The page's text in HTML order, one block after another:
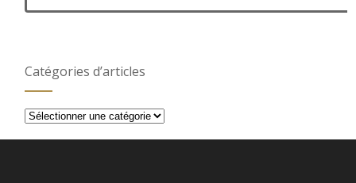
Catégories d’articles
Catégories